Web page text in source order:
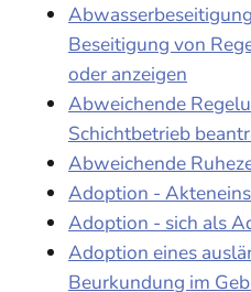
Beseitigung von
oder anzeigen
Abweichende
Schichtbetrieb
Abweichende
Adoption -
Adoption - sich als
Adoption eines
Beurkundung im